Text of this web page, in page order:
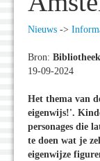
Nieuws ->
Bron:
19-09-2024
Het thema van
eigenwijs!'.
personages die
te doen wat je
eigenwijze